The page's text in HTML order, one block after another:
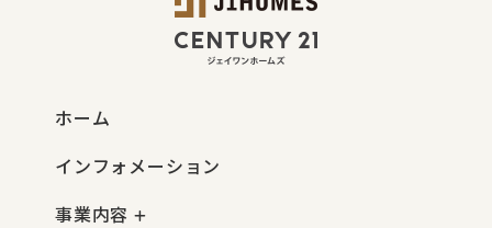
ホーム
インフォメーション
事業内容